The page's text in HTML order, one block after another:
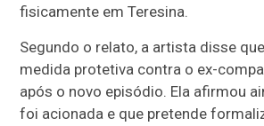
fisicamente em Teresina.
Segundo o relato, a artista disse
medida protetiva contra o ex-
após o novo episódio. Ela afirmou
foi acionada e que pretende